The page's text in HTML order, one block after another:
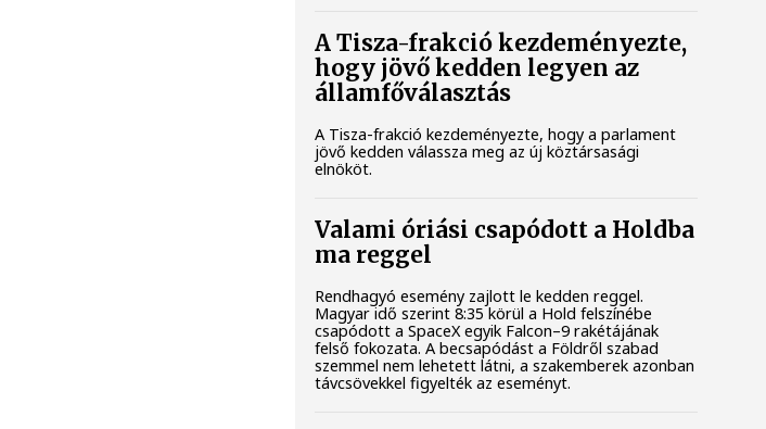
A Tisza-frakció kezdeményezte,
hogy jövő kedden legyen az
államfőválasztás
A Tisza-frakció kezdeményezte, hogy a parlament
jövő kedden válassza meg az új köztársasági
elnököt.
Valami óriási csapódott a Holdba
ma reggel
Rendhagyó esemény zajlott le kedden reggel.
Magyar idő szerint 8:35 körül a Hold felszínébe
csapódott a SpaceX egyik Falcon–9 rakétájának
felső fokozata. A becsapódást a Földről szabad
szemmel nem lehetett látni, a szakemberek azonban
távcsövekkel figyelték az eseményt.